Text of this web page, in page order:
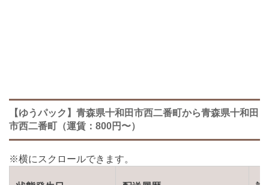
【ゆうパック】青森県十和田市西二番町から青森県十和田
市西二番町（運賃：800円〜）